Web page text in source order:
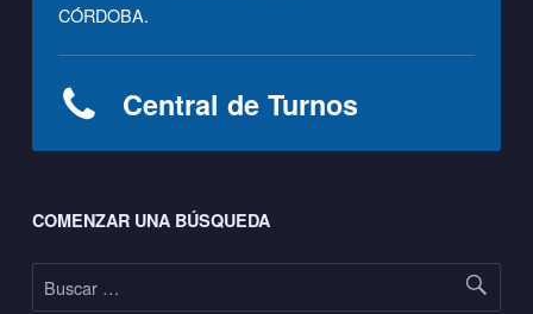
CÓRDOBA.
Central de Turnos
COMENZAR UNA BÚSQUEDA
Buscar: